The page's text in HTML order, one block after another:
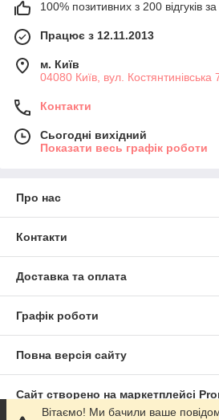
100% позитивних з 200 відгуків за
Працює з 12.11.2013
м. Київ
04080 Київ, вул. Костянтинівська
Контакти
Сьогодні вихідний
Показати весь графік роботи
Про нас
Контакти
Доставка та оплата
Графік роботи
Повна версія сайту
Сайт створено на маркетплейсі
Вітаємо! Ми бачили ваше